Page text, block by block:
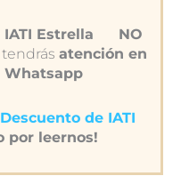
IATI Estrella
NO
tendrás atención en
Whatsapp
de IATI
por leernos!